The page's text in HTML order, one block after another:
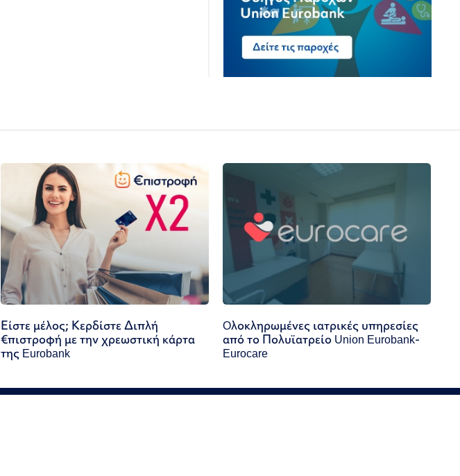
Είστε μέλος; Κερδίστε Διπλή
€πιστροφή με την χρεωστική κάρτα
της Eurobank
Oλοκληρωμένες ιατρικές υπηρεσίες
από το Πολυϊατρείο Union Eurobank-
Eurocare